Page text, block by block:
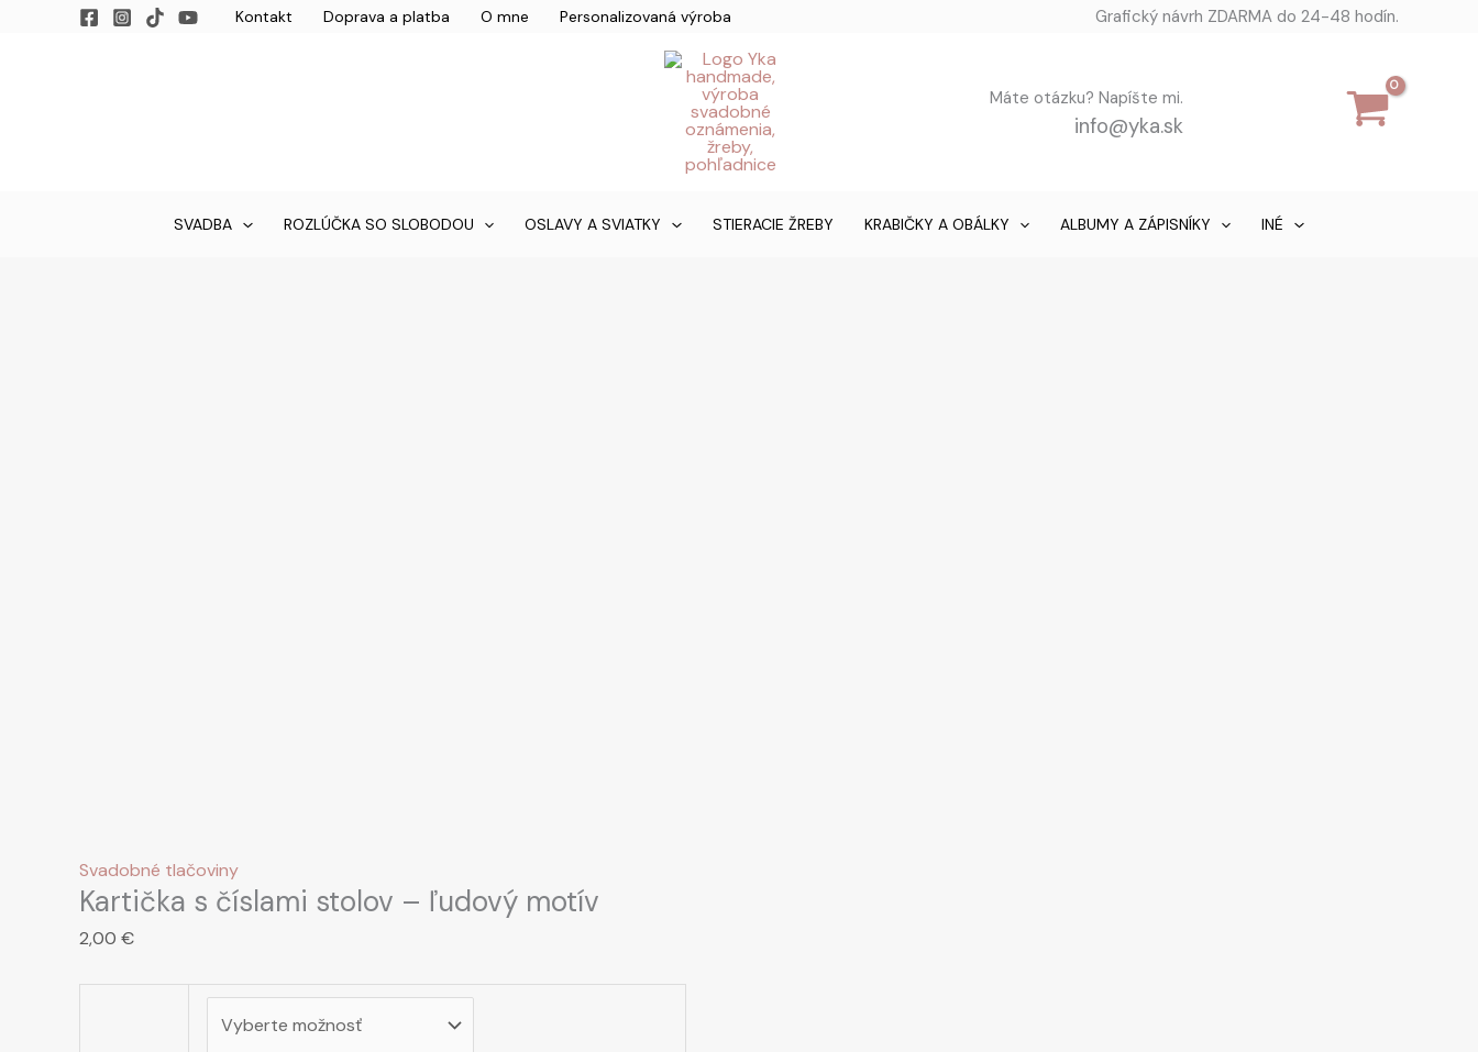
Kontakt Doprava a platba O mne Personalizovaná výroba Grafický návrh ZDARMA do 24-48 hodín.
Máte otázku? Napíšte mi.
info@yka.sk
SVADBA ROZLÚČKA SO SLOBODOU OSLAVY A SVIATKY STIERACIE ŽREBY KRABIČKY A OBÁLKY ALBUMY A ZÁPISNÍKY INÉ
Svadobné tlačoviny
Kartička s číslami stolov – ľudový motív
2,00 €
množstvo